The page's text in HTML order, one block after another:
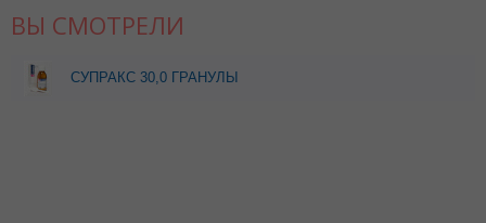
ВЫ СМОТРЕЛИ
СУПРАКС 30,0 ГРАНУЛЫ